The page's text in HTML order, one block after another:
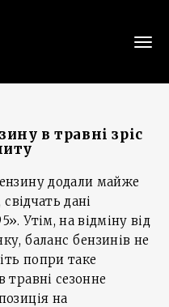
в травні зріс
додали майже
дані
Утім, на відміну від
баланс бензинів не
попри таке
травні сезонне
на